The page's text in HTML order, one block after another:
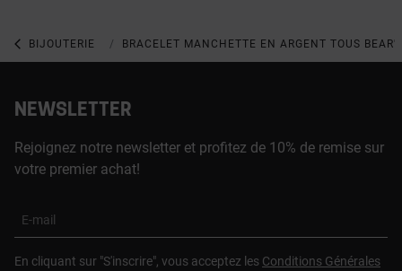
BIJOUTERIE BIJOUX EN ARGENT 925
BRACELET MANCHETTE EN ARGENT TOUS
NEWSLETTER
Rejoignez notre newsletter et profitez de 10% de remise sur
votre premier achat!
E-mail
En cliquant sur "S'inscrire", vous acceptez les Conditions Générales